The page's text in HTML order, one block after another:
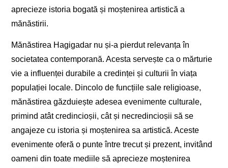
aprecieze istoria bogată și moștenirea artistică a
mănăstirii.
Mănăstirea Hagigadar nu și-a pierdut relevanța în
societatea contemporană. Acesta servește ca o mărturie
vie a influenței durabile a credinței și culturii în viața
populației locale. Dincolo de funcțiile sale religioase,
mănăstirea găzduiește adesea evenimente culturale,
primind atât credincioșii, cât și necredincioșii să se
angajeze cu istoria și moștenirea sa artistică. Aceste
evenimente oferă o punte între trecut și prezent, invitând
oameni din toate mediile să aprecieze moștenirea